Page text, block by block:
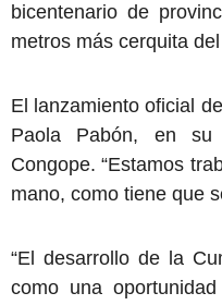
bicentenario de
metros más cerquita del
El lanzamiento oficial
Paola Pabón, en su
Congope. “Estamos
mano, como tiene que
“El desarrollo de la
como una